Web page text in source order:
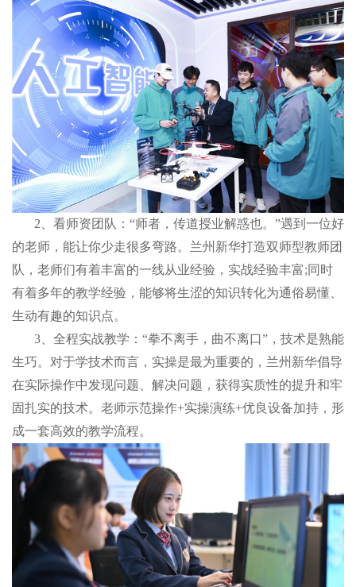
2、看师资团队：“师者，传道授业解惑也。”遇到一位好
的老师，能让你少走很多弯路。兰州新华打造双师型教师团
队，老师们有着丰富的一线从业经验，实战经验丰富;同时
有着多年的教学经验，能够将生涩的知识转化为通俗易懂、
生动有趣的知识点。
3、全程实战教学：“拳不离手，曲不离口”，技术是熟能
生巧。对于学技术而言，实操是最为重要的，兰州新华倡导
在实际操作中发现问题、解决问题，获得实质性的提升和牢
固扎实的技术。老师示范操作+实操演练+优良设备加持，形
成一套高效的教学流程。